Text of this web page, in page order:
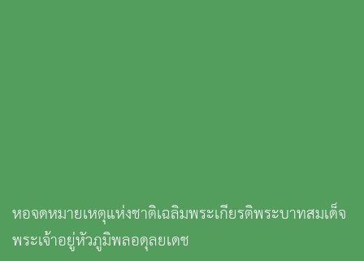
หอจดหมายเหตุแห่งชาติเฉลิมพระเกียรติพระบาทสมเด็จ
พระเจ้าอยู่หัวภูมิพลอดุลยเดช